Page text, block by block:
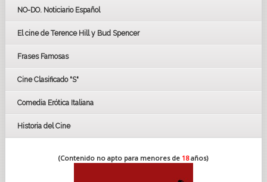
GOYAS
BAFTA
NO-DO. Noticiario Español
El cine de Terence Hill y Bud Spencer
Frases Famosas
Cine Clasificado "S"
Comedia Erótica Italiana
Historia del Cine
(Contenido no apto para menores de 18años)